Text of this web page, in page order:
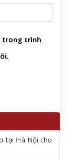
trong trình
tại Hà Nội cho